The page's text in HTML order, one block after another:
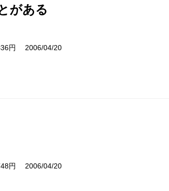
がある
円 2006/04/20
円 2006/04/20